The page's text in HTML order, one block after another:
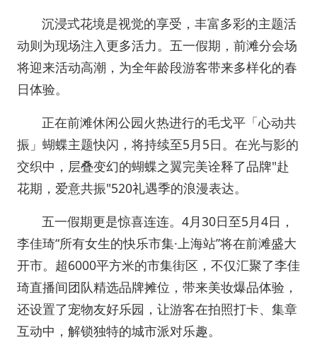
沉浸式花境是视觉的享受，丰富多彩的主题活
动则为现场注入更多活力。五一假期，前滩分会场
将迎来活动高潮，为全年龄段游客带来多样化的春
日体验。
正在前滩休闲公园火热进行的毛戈平「心动共
振」蝴蝶主题快闪，将持续至5月5日。在光与影的
交织中，层叠变幻的蝴蝶之翼完美诠释了品牌"赴
花期，爱意共振"520礼遇季的浪漫表达。
五一假期更是惊喜连连。4月30日至5月4日，
李佳琦“所有女生的快乐市集·上海站”将在前滩盛大
开市。超6000平方米的市集街区，不仅汇聚了李佳
琦直播间团队精选品牌摊位，带来美妆爆品体验，
还设置了宠物友好乐园，让游客在拍照打卡、集章
互动中，解锁独特的城市派对乐趣。